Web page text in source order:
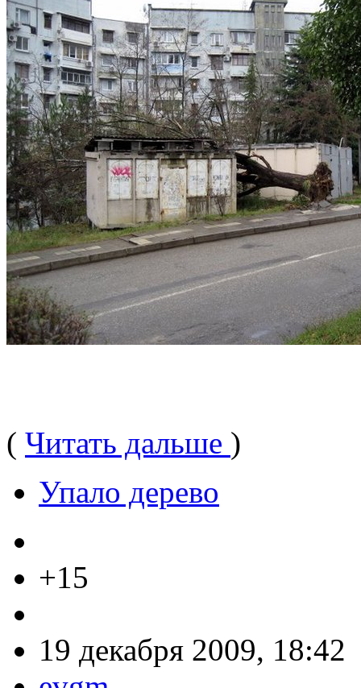
( Читать дальше )
Упало дерево
+15
19 декабря 2009, 18:42